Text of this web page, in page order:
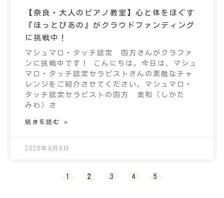
【奈良・大人のピアノ教室】心と体をほぐす
『ほっとぴあの』がクラウドファンディング
に挑戦中！
マシュマロ・タッチ認定 四方さんがクラファ
ンに挑戦中です！ こんにちは。今日は、マシュ
マロ・タッチ認定セラピストさんの素敵なチャ
レンジをご紹介させてください。マシュマロ・
タッチ認定セラピストの四方 美和（しかた
みわ）さ
続きを読む »
2025年8月8日
1 2 3 4 5